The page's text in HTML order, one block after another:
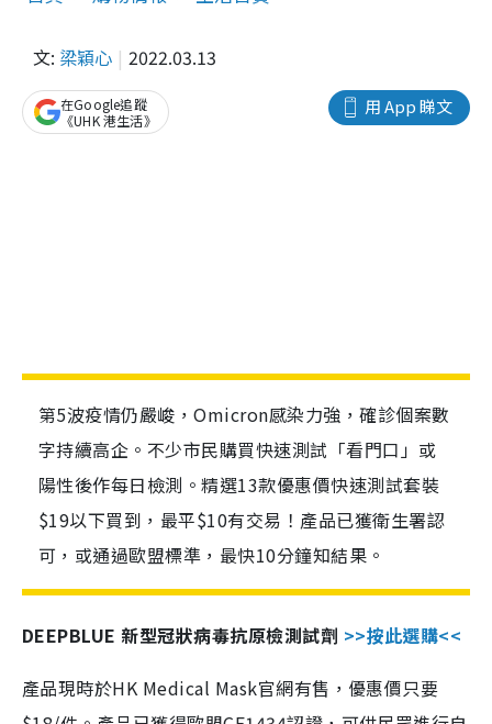
文: 梁穎心 2022.03.13
用 App 睇文
在Google追蹤
《UHK 港生活》
第5波疫情仍嚴峻，Omicron感染力強，確診個案數
字持續高企。不少市民購買快速測試「看門口」或
陽性後作每日檢測。精選13款優惠價快速測試套裝
$19以下買到，最平$10有交易！產品已獲衛生署認
可，或通過歐盟標準，最快10分鐘知結果。
DEEPBLUE 新型冠狀病毒抗原檢測試劑 >>按此選購<<
產品現時於HK Medical Mask官網有售，優惠價只要